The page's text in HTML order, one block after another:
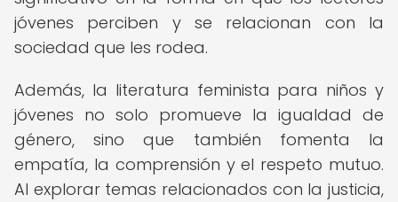
jóvenes perciben y se relacionan con la
sociedad que les rodea.
Además, la literatura feminista para niños y
jóvenes no solo promueve la igualdad de
género, sino que también fomenta la
empatía, la comprensión y el respeto mutuo.
Al explorar temas relacionados con la justicia,